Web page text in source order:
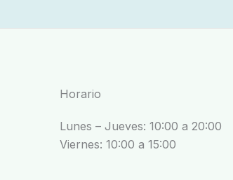
Horario
Lunes – Jueves: 10:00 a 20:00
Viernes: 10:00 a 15:00